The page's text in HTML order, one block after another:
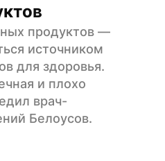
продуктов —
источником
для здоровья.
и плохо
врач-
Белоусов.